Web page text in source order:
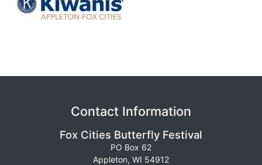
Contact Information
Fox Cities Butterfly Festival
PO Box 62
Appleton, WI 54912